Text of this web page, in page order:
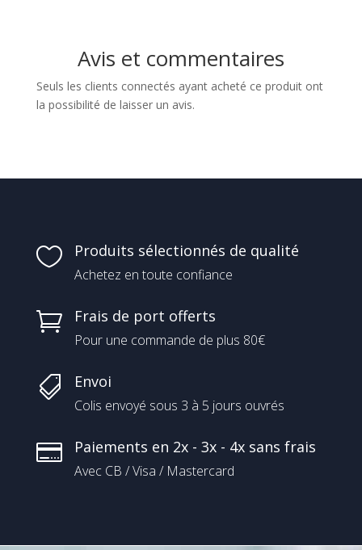
Avis et commentaires
Seuls les clients connectés ayant acheté ce produit ont
la possibilité de laisser un avis.
 Produits sélectionnés de qualité
Achetez en toute confiance
 Frais de port offerts
Pour une commande de plus 80€
 Envoi
Colis envoyé sous 3 à 5 jours ouvrés
 Paiements en 2x - 3x - 4x sans frais
Avec CB / Visa / Mastercard